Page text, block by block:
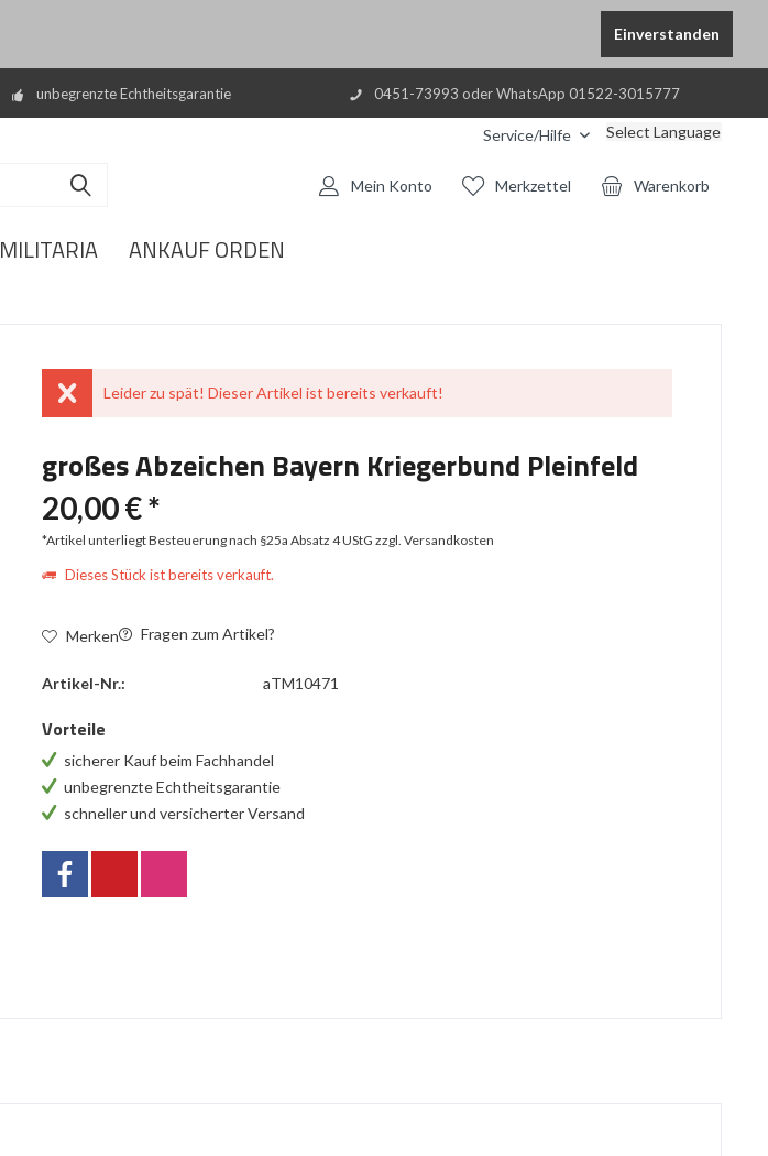
Einverstanden
unbegrenzte Echtheitsgarantie 0451-73993 oder WhatsApp 01522-3015777
Service/Hilfe Select Language
Warenkorb
Merkzettel
Mein Konto
MILITARIA ANKAUF ORDEN
Leider zu spät! Dieser Artikel ist bereits verkauft!
großes Abzeichen Bayern Kriegerbund Pleinfeld
20,00 € *
*Artikel unterliegt Besteuerung nach §25a Absatz 4 UStGzzgl. Versandkosten
Dieses Stück ist bereits verkauft.
Merken Fragen zum Artikel?
Artikel-Nr.: aTM10471
Vorteile
sicherer Kauf beim Fachhandel
unbegrenzte Echtheitsgarantie
schneller und versicherter Versand